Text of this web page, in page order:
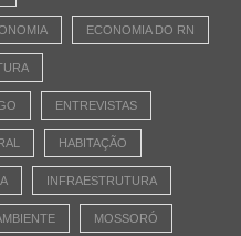
ECONOMIA DO RN
ENTREVISTAS
HABITAÇÃO
INFRAESTRUTURA
MOSSORÓ